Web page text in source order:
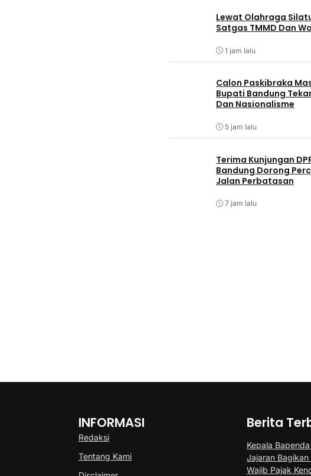
Lewat Olahraga
Satgas TMMD Dan
1 jam lalu
Calon Paskibraka
Bupati Bandung
Dan Nasionalisme
5 jam lalu
Terima Kunjungan
Bandung Dorong
Jalan Perbatasan
7 jam lalu
INFORMASI
Redaksi
Tentang Kami
Berita
Kepala
Jajaran
Wajib Pajak